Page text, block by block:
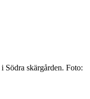
Södra skärgården. Foto: